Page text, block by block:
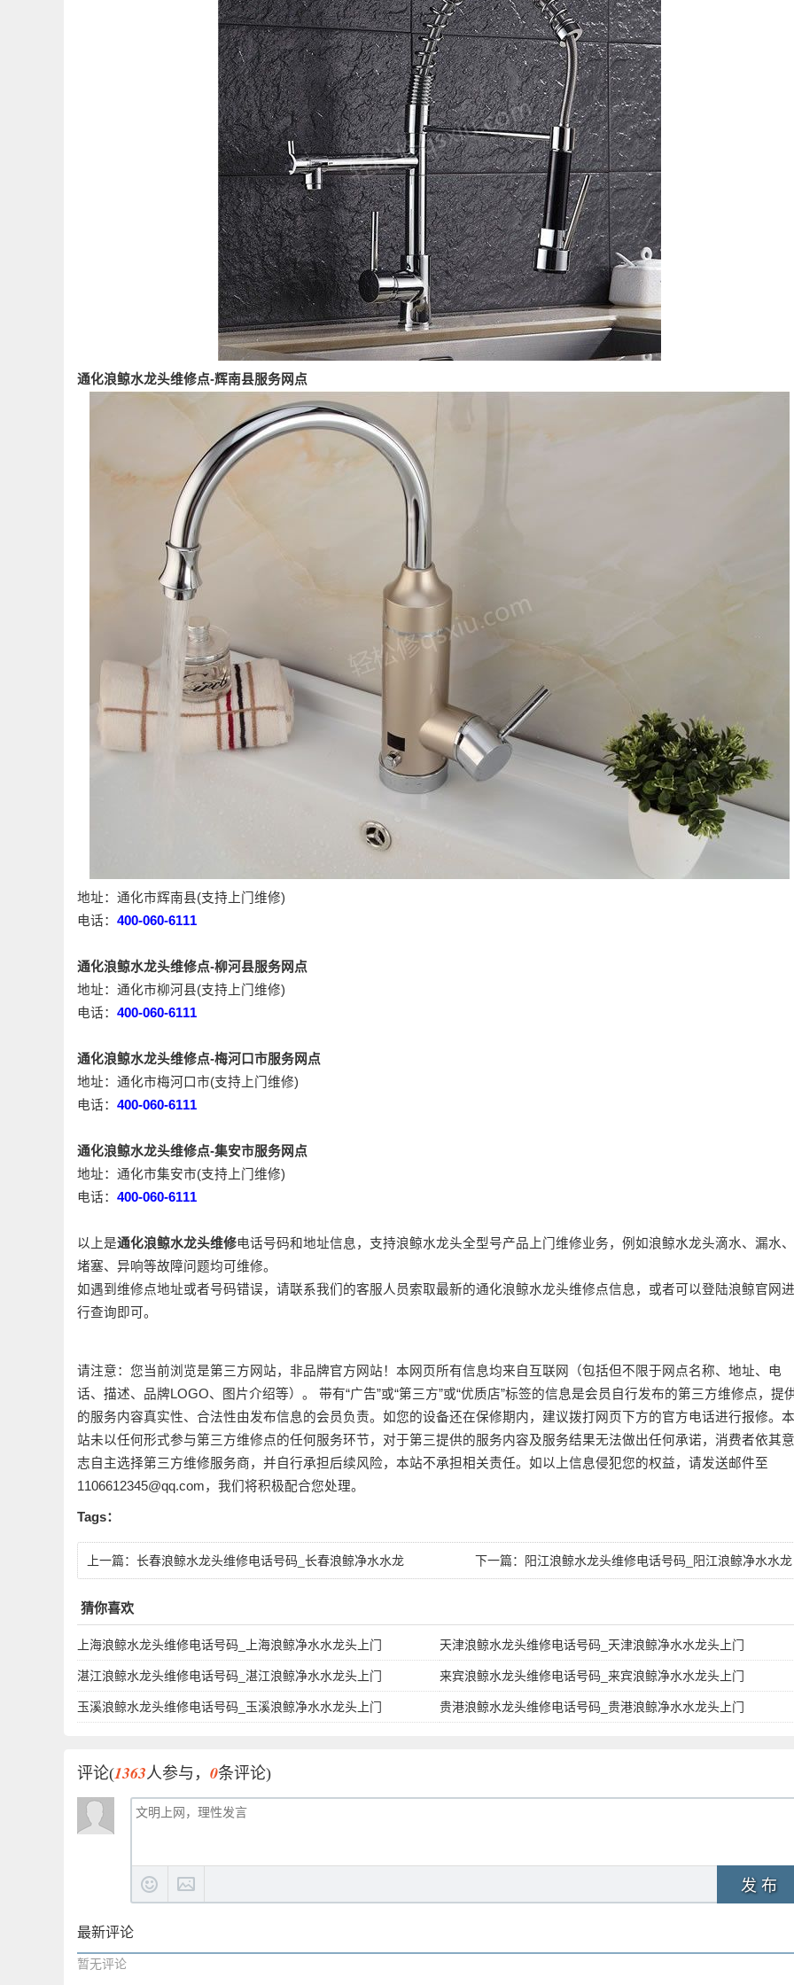
通化浪鲸水龙头维修点-辉南县服务网点
地址：通化市辉南县(支持上门维修)
电话： 400-060-6111
通化浪鲸水龙头维修点-柳河县服务网点
地址：通化市柳河县(支持上门维修)
电话： 400-060-6111
通化浪鲸水龙头维修点-梅河口市服务网点
地址：通化市梅河口市(支持上门维修)
电话： 400-060-6111
通化浪鲸水龙头维修点-集安市服务网点
地址：通化市集安市(支持上门维修)
电话： 400-060-6111
以上是通化浪鲸水龙头维修电话号码和地址信息，支持浪鲸水龙头全型号产品上门维修业务，例如浪鲸水龙头滴水、漏水、
堵塞、异响等故障问题均可维修。
如遇到维修点地址或者号码错误，请联系我们的客服人员索取最新的通化浪鲸水龙头维修点信息，或者可以登陆浪鲸官网进
行查询即可。
请注意：您当前浏览是第三方网站，非品牌官方网站！本网页所有信息均来自互联网（包括但不限于网点名称、地址、电
话、描述、品牌LOGO、图片介绍等）。 带有“广告”或“第三方”或“优质店”标签的信息是会员自行发布的第三方维修点，提
的服务内容真实性、合法性由发布信息的会员负责。如您的设备还在保修期内，建议拨打网页下方的官方电话进行报修。本
站未以任何形式参与第三方维修点的任何服务环节，对于第三提供的服务内容及服务结果无法做出任何承诺，消费者依其意
志自主选择第三方维修服务商，并自行承担后续风险，本站不承担相关责任。如以上信息侵犯您的权益，请发送邮件至
1106612345@qq.com，我们将积极配合您处理。
Tags：
上一篇： 长春浪鲸水龙头维修电话号码_长春浪鲸净水水龙 下一篇： 阳江浪鲸水龙头维修电话号码_阳江浪鲸净水水龙
猜你喜欢
上海浪鲸水龙头维修电话号码_上海浪鲸净水水龙头上门 天津浪鲸水龙头维修电话号码_天津浪鲸净水水龙头上门
湛江浪鲸水龙头维修电话号码_湛江浪鲸净水水龙头上门 来宾浪鲸水龙头维修电话号码_来宾浪鲸净水水龙头上门
玉溪浪鲸水龙头维修电话号码_玉溪浪鲸净水水龙头上门 贵港浪鲸水龙头维修电话号码_贵港浪鲸净水水龙头上门
评论(1363人参与， 0条评论)
发 布
最新评论
暂无评论